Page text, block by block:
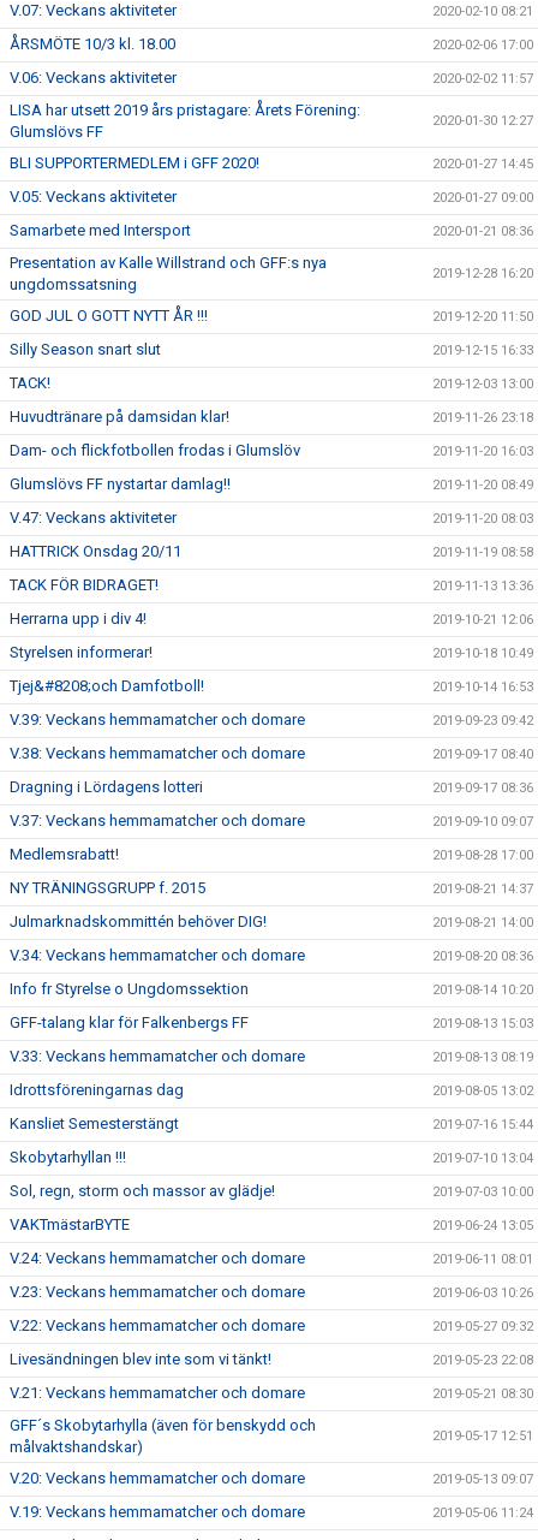
V.07: Veckans aktiviteter 2020-02-10 08:21
ÅRSMÖTE 10/3 kl. 18.00 2020-02-06 17:00
V.06: Veckans aktiviteter 2020-02-02 11:57
LISA har utsett 2019 års pristagare: Årets Förening:
Glumslövs FF
2020-01-30 12:27
BLI SUPPORTERMEDLEM i GFF 2020! 2020-01-27 14:45
V.05: Veckans aktiviteter 2020-01-27 09:00
Samarbete med Intersport 2020-01-21 08:36
Presentation av Kalle Willstrand och GFF:s nya
ungdomssatsning
2019-12-28 16:20
GOD JUL O GOTT NYTT ÅR !!! 2019-12-20 11:50
Silly Season snart slut 2019-12-15 16:33
TACK! 2019-12-03 13:00
Huvudtränare på damsidan klar! 2019-11-26 23:18
Dam- och flickfotbollen frodas i Glumslöv 2019-11-20 16:03
Glumslövs FF nystartar damlag!! 2019-11-20 08:49
V.47: Veckans aktiviteter 2019-11-20 08:03
HATTRICK Onsdag 20/11 2019-11-19 08:58
TACK FÖR BIDRAGET! 2019-11-13 13:36
Herrarna upp i div 4! 2019-10-21 12:06
Styrelsen informerar! 2019-10-18 10:49
Tjej&#8208;och Damfotboll! 2019-10-14 16:53
V.39: Veckans hemmamatcher och domare 2019-09-23 09:42
V.38: Veckans hemmamatcher och domare 2019-09-17 08:40
Dragning i Lördagens lotteri 2019-09-17 08:36
V.37: Veckans hemmamatcher och domare 2019-09-10 09:07
Medlemsrabatt! 2019-08-28 17:00
NY TRÄNINGSGRUPP f. 2015 2019-08-21 14:37
Julmarknadskommittén behöver DIG! 2019-08-21 14:00
V.34: Veckans hemmamatcher och domare 2019-08-20 08:36
Info fr Styrelse o Ungdomssektion 2019-08-14 10:20
GFF-talang klar för Falkenbergs FF 2019-08-13 15:03
V.33: Veckans hemmamatcher och domare 2019-08-13 08:19
Idrottsföreningarnas dag 2019-08-05 13:02
Kansliet Semesterstängt 2019-07-16 15:44
Skobytarhyllan !!! 2019-07-10 13:04
Sol, regn, storm och massor av glädje! 2019-07-03 10:00
VAKTmästarBYTE 2019-06-24 13:05
V.24: Veckans hemmamatcher och domare 2019-06-11 08:01
V.23: Veckans hemmamatcher och domare 2019-06-03 10:26
V.22: Veckans hemmamatcher och domare 2019-05-27 09:32
Livesändningen blev inte som vi tänkt! 2019-05-23 22:08
V.21: Veckans hemmamatcher och domare 2019-05-21 08:30
GFF´s Skobytarhylla (även för benskydd och
målvaktshandskar)
2019-05-17 12:51
V.20: Veckans hemmamatcher och domare 2019-05-13 09:07
V.19: Veckans hemmamatcher och domare 2019-05-06 11:24